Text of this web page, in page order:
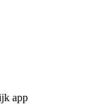
app